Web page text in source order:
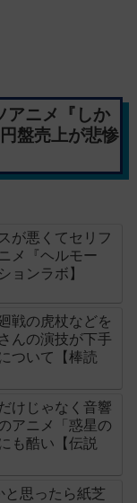
アニメ『しか
盤売上が悲惨
が悪くてセリフ
メ『ヘルモー
ョンラボ】
戦の虎杖などを
んの演技が下手
ついて【棒読
けじゃなく音響
アニメ「惑星の
も酷い【伝説
と思ったら紙芝